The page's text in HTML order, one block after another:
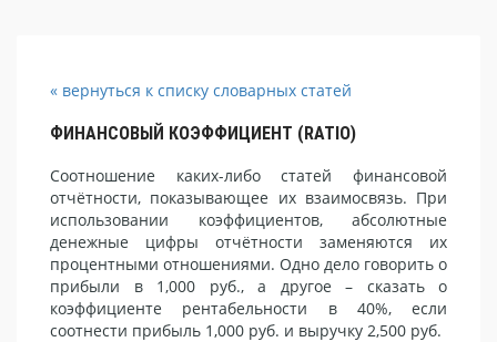
« вернуться к списку словарных статей
ФИНАНСОВЫЙ КОЭФФИЦИЕНТ (RATIO)
Соотношение каких-либо статей финансовой
отчётности, показывающее их взаимосвязь. При
использовании коэффициентов, абсолютные
денежные цифры отчётности заменяются их
процентными отношениями. Одно дело говорить о
прибыли в 1,000 руб., а другое – сказать о
коэффициенте рентабельности в 40%, если
соотнести прибыль 1,000 руб. и выручку 2,500 руб.